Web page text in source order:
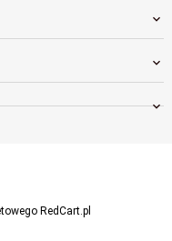
RedCart.pl